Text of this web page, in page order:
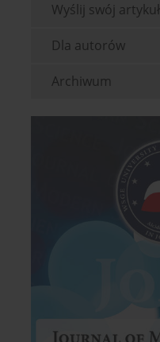
Wyślij swój artykuł
Dla autorów
Archiwum